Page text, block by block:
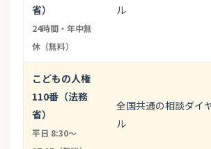
省）
24時間・年中無
休（無料）
ル
こどもの人権
110番（法務
省）
平日 8:30〜
全国共通の相談ダイ
ル